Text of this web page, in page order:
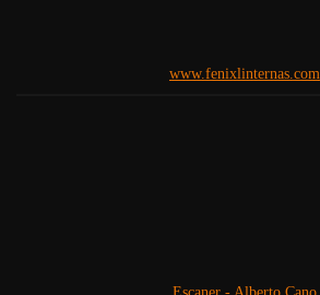
www.fenixlinternas.com